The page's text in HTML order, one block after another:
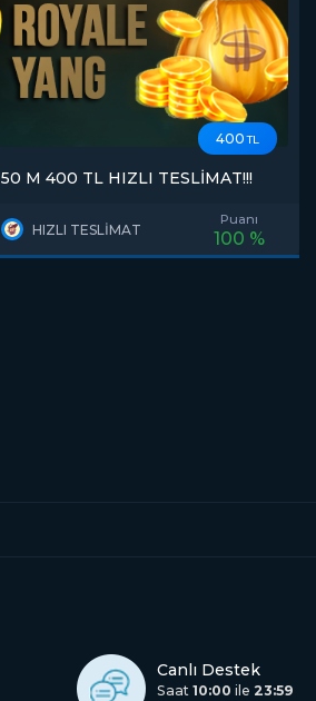
400 TL
50 M 400 TL HIZLI TESLİMAT!!!
HIZLI TESLİMAT
Puanı
100 %
Canlı Destek
Saat 10:00 ile 23:59